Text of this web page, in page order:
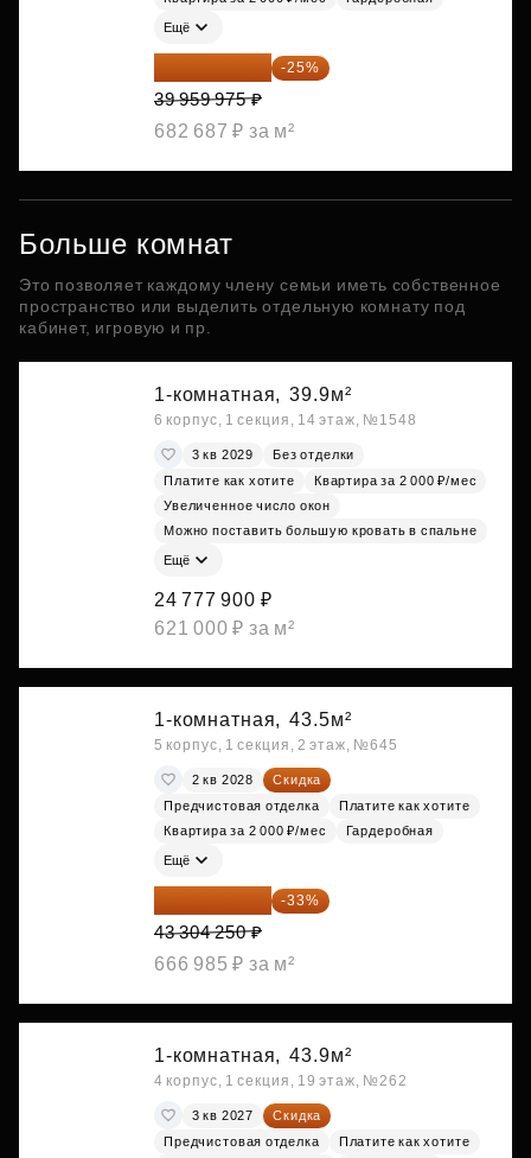
Ещё
29 969 981 ₽ -25%
39 959 975 ₽
682 687 ₽ за м²
Больше комнат
Это позволяет каждому члену семьи иметь собственное
пространство или выделить отдельную комнату под
кабинет, игровую и пр.
1-комнатная, 39.9м²
6 корпус, 1 секция, 14 этаж, №1548
3 кв 2029
Без отделки
Платите как хотите
Квартира за 2 000 ₽/мес
Увеличенное число окон
Можно поставить большую кровать в спальне
Ещё
24 777 900 ₽
621 000 ₽ за м²
1-комнатная, 43.5м²
5 корпус, 1 секция, 2 этаж, №645
2 кв 2028
Скидка
Предчистовая отделка
Платите как хотите
Квартира за 2 000 ₽/мес
Гардеробная
Ещё
29 013 848 ₽ -33%
43 304 250 ₽
666 985 ₽ за м²
1-комнатная, 43.9м²
4 корпус, 1 секция, 19 этаж, №262
3 кв 2027
Скидка
Предчистовая отделка
Платите как хотите